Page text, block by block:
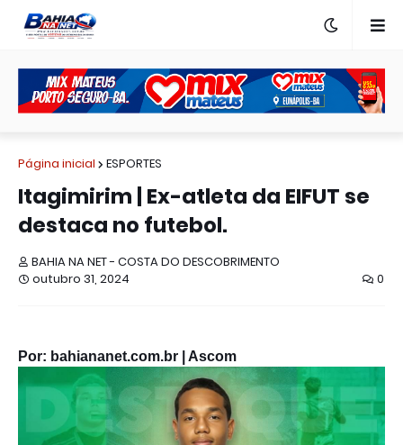
Página inicial ESPORTES
Itagimirim | Ex-atleta da EIFUT se
destaca no futebol.
BAHIA NA NET - COSTA DO DESCOBRIMENTO
outubro 31, 2024
0
Por: bahiananet.com.br | Ascom